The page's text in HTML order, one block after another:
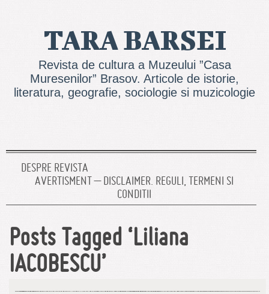
TARA BARSEI
Revista de cultura a Muzeului ”Casa
Muresenilor” Brasov. Articole de istorie,
literatura, geografie, sociologie si muzicologie
DESPRE REVISTA
AVERTISMENT – DISCLAIMER. REGULI, TERMENI SI
CONDITII
Posts Tagged ‘Liliana
IACOBESCU’